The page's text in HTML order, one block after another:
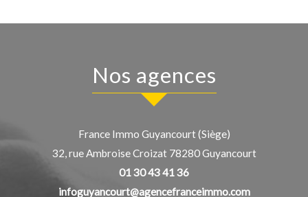
Nos agences
France Immo Guyancourt (Siège)
32, rue Ambroise Croizat 78280Guyancourt
01 30 43 41 36
infoguyancourt@agencefranceimmo.com